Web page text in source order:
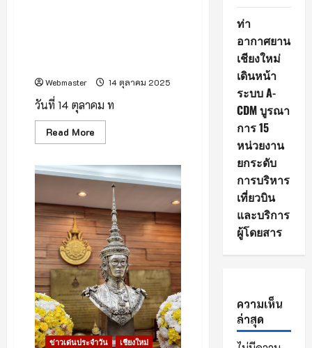
Webmaster 14 ตุลาคม 2025
วันที่ 14 ตุลาคม ท
Read More
more
ประชุม
คณะ
รัฐมนตรี
มติ
เห็น
ชอบ
ตาม
ที่
นาย
อนุทิน
ชาญ
วีร
กูล
รมว.มหาดไทย
เสนอ
แต่ง
ตั้ง
โยก
ข่าวเด่นประจำวัน เชียงใหม่
ท่า
อากาศยาน
เชียงใหม่
เดินหน้า
ระบบ A-
CDM บูรณา
การ 15
หน่วยงาน
ยกระดับ
การบริหาร
เที่ยวบิน
และบริการ
ผู้โดยสาร
ความเห็น
ล่าสุด